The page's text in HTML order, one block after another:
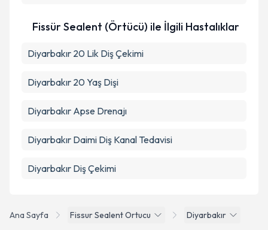
Ana Sayfa Fissur Sealent Ortucu Diyarbakır
Fissür Sealent (Örtücü) ile İlgili Hastalıklar
Diyarbakır 20 Lik Diş Çekimi
Diyarbakır 20 Yaş Dişi
Diyarbakır Apse Drenajı
Diyarbakır Daimi Diş Kanal Tedavisi
Diyarbakır Diş Çekimi